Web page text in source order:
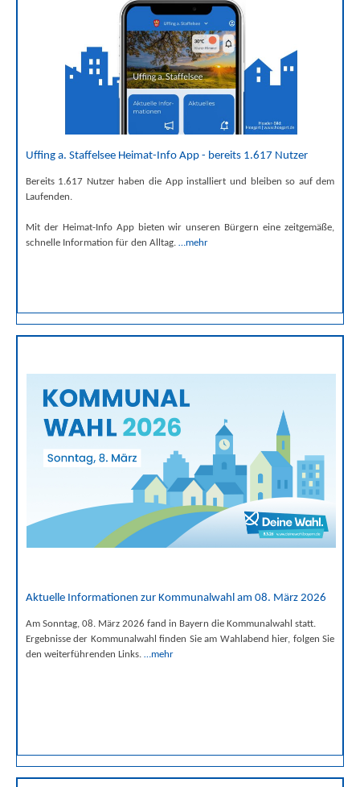
Uffing a. Staffelsee Heimat-Info App - bereits 1.617 Nutzer
Bereits 1.617 Nutzer haben die App installiert und bleiben so auf dem
Laufenden.
Mit der Heimat-Info App bieten wir unseren Bürgern eine zeitgemäße,
schnelle Information für den Alltag.
…mehr
Aktuelle Informationen zur Kommunalwahl am 08. März 2026
Am Sonntag, 08. März 2026 fand in Bayern die Kommunalwahl statt.
Ergebnisse der Kommunalwahl finden Sie am Wahlabend hier, folgen Sie
den weiterführenden Links. …mehr